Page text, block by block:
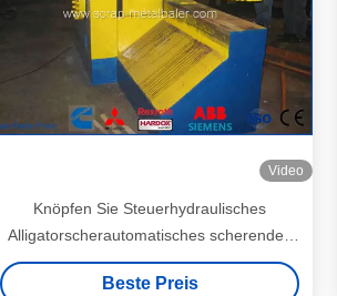
Video
Knöpfen Sie Steuerhydraulisches
Alligatorscherautomatisches scherendes
Maschine CER Zertifikat Q43-1000
Beste Preis